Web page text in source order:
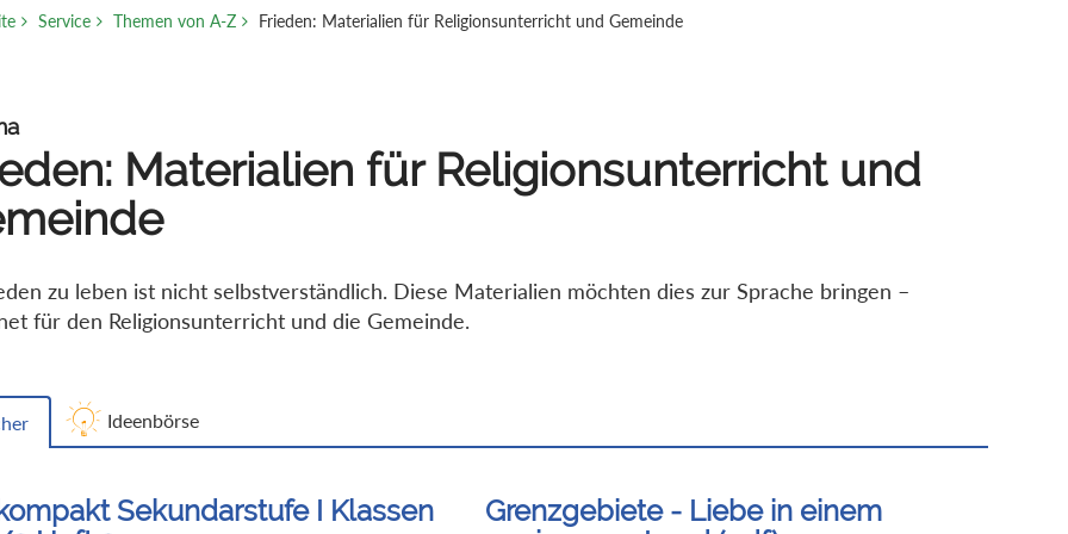
Service Themen von A-Z Frieden: Materialien für Religionsunterricht und Gemeinde
Materialien für Religionsunterricht und
zu leben ist nicht selbstverständlich. Diese Materialien möchten dies zur Sprache bringen –
für den Religionsunterricht und die Gemeinde.
Ideenbörse
Sekundarstufe I Klassen
Grenzgebiete - Liebe in einem